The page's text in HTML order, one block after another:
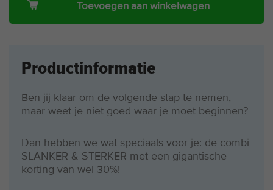
Toevoegen aan winkelwagen
Productinformatie
Ben jij klaar om de volgende stap te nemen,
maar weet je niet goed waar je moet beginnen?
Dan hebben we wat speciaals voor je: de combi
SLANKER & STERKER met een gigantische
korting van wel 30%!